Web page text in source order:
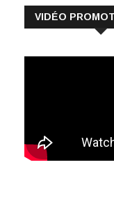
VIDÉO